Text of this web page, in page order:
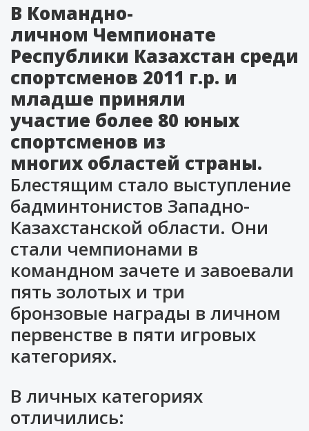
В Командно-
личном Чемпионате
Республики Казахстан среди
спортсменов 2011 г.р. и
младше приняли
участие более 80 юных
спортсменов из
многих областей страны.
Блестящим стало выступление
бадминтонистов Западно-
Казахстанской области. Они
стали чемпионами в
командном зачете и завоевали
пять золотых и три
бронзовые награды в личном
первенстве в пяти игровых
категориях.
В личных категориях
отличились: